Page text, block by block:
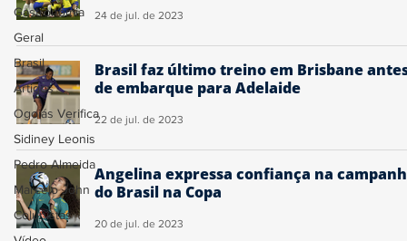
Gastronomia
Geral
Brasil
Artigos
Ogoiás Verifica
Sidiney Leonis
Pedro Almeida
Marcelo John
Colunistas
24 de jul. de 2023
Brasil faz último treino em Brisbane
de embarque para Adelaide
22 de jul. de 2023
Angelina expressa confiança na
do Brasil na Copa
20 de jul. de 2023